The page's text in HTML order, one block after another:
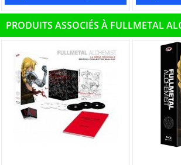
PRODUITS ASSOCIÉS À FULLMETAL